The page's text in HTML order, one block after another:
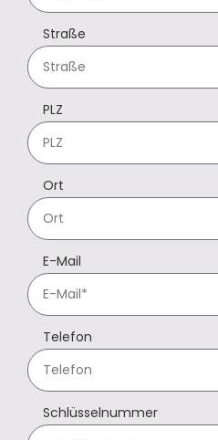
Straße
PLZ
Ort
E-Mail
Telefon
Schlüsselnummer